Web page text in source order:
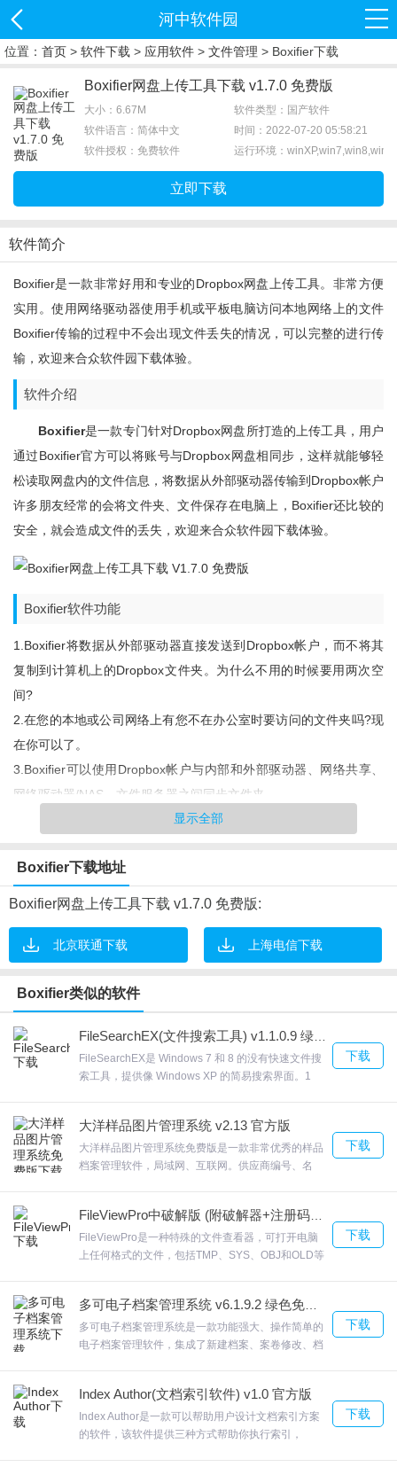
河中软件园
位置： 首页 > 软件下载 > 应用软件 > 文件管理 > Boxifier下载
Boxifier网盘上传工具下载 v1.7.0 免费版
大小：6.67M
软件类型：国产软件
软件语言：简体中文
时间：2022-07-20 05:58:21
软件授权：免费软件
运行环境：
立即下载
软件简介
Boxifier是一款非常好用和专业的dropbox网盘上传工具。非常方便
实用。使用网络驱动器使用手机或平板电脑访问本地网络上的文件
Boxifier传输的过程中不会出现文件丢失的情况，可以完整的进行传
输，欢迎来合众软件园下载体验。
软件介绍
Boxifier是一款专门针对dropbox网盘所打造的上传工具，用户
通过Boxifier官方可以将账号与dropbox网盘相同步，这样就能够轻
松读取网盘内的文件信息，将数据从外部驱动器传输到Dropbox帐户
许多朋友经常的会将文件夹、文件保存在电脑上，Boxifier还比较的
安全，就会造成文件的丢失，欢迎来合众软件园下载体验。
Boxifier软件功能
1.Boxifier将数据从外部驱动器直接发送到Dropbox帐户，而不将其
复制到计算机上的Dropbox文件夹。为什么不用的时候要用两次空
间?
2.在您的本地或公司网络上有您不在办公室时要访问的文件夹吗?现
在你可以了。
3.Boxifier可以使用Dropbox帐户与内部和外部驱动器、网络共享、
网络驱动器/NAS、文件服务器之间同步文件夹。
4.只需右键单击要同步的文件夹。这就是全部。真正地。
Boxifier软件优势
1.如果您断开外部驱动器的连接，Boxifier将确保您从该驱动器同步
2.在主Dropbox结构之外同步和备份文件夹
4.曾经希望您可以将500 GB便携式硬盘备份到1TB Dropbox帐户，
5.将NAS(网络连接存储)备份到Dropbox
Boxifier软件特色
1.并且是保存在云盘里面，不会出现丢失的情况
2.通过Dropbox在多个设备之间同步数据
3.简单如右键单击
5.传输的过程中不会出现文件丢失的情况，可以完整的进行传输
Boxifier更新日志
优化了首页页面
修复部分bug
使用起来更流畅
优化了部分功能
显示全部
Boxifier下载地址
Boxifier网盘上传工具下载 v1.7.0 免费版:
北京联通下载 上海电信下载
Boxifier类似的软件
FileSearchEX是 Windows 7 和 8 的没有快速文件搜
索工具，提供像 Windows XP 的简易搜索界面。1
行程序！欢迎来合众软件园下载体验。
下载
大洋样品图片管理系统 v2.13 官方版
大洋样品图片管理系统免费版是一款非常优秀的样品
档案管理软件，局域网、互联网。供应商编号、名
的记录样品每次的进销情况，方便查询以前发生的各
种来往业务，一个产品可以有多笔进销记录，欢迎来
合众软件园下载体验。
下载
FileViewPro是一种特殊的文件查看器，可打开电脑
上任何格式的文件，包括TMP、SYS、OBJ和OLD等
的照片就必须需要进行激活，欢迎来合众软件园下载
体验。
下载
多可电子档案管理系统是一款功能强大、操作简单的
电子档案管理软件，集成了新建档案、案卷修改、档
PDF文件全文检索。欢迎来合众软件园下载体验。
下载
Index Author(文档索引软件) v1.0 官方版
Index Author是一款可以帮助用户设计文档索引方案
的软件，该软件提供三种方式帮助你执行索引，
下载